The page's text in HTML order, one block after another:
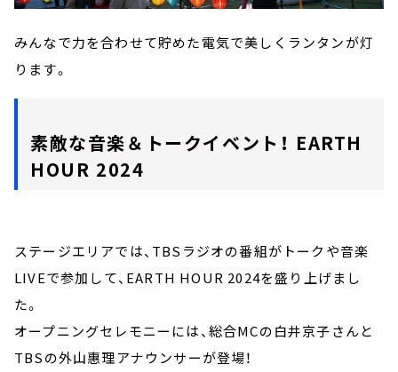
みんなで力を合わせて貯めた電気で美しくランタンが灯
ります。
素敵な音楽＆トークイベント！ EARTH
HOUR 2024
ステージエリアでは、TBSラジオの番組がトークや音楽
LIVEで参加して、EARTH HOUR 2024を盛り上げまし
た。
オープニングセレモニーには、総合MCの白井京子さんと
TBSの外山惠理アナウンサーが登場！